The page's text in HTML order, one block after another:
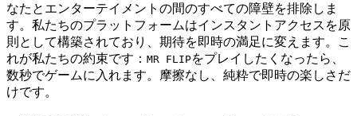
なたとエンターテイメントの間のすべての障壁を排除しま
す。私たちのプラットフォームはインスタントアクセスを原
則として構築されており、期待を即時の満足に変えます。こ
れが私たちの約束です： MR FLIPをプレイしたくなったら、
数秒でゲームに入れます。摩擦なし、純粋で即時の楽しさだ
けです。